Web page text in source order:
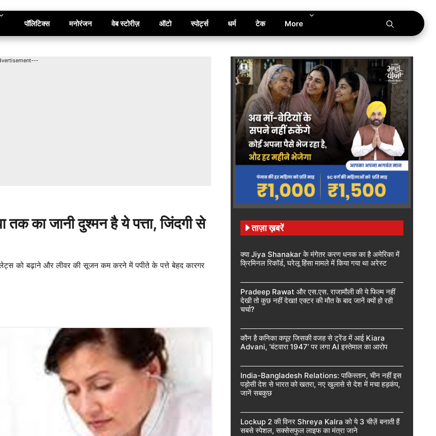
पॉलिटिक्स मनोरंजन वेब स्टोरीज़ ऑटो स्पोर्ट्स धर्म टेक More
का जानी दुश्मन है ये पत्ता, जिंदगी से
को बढ़ाने और लीवर की सूजन कम करने में पपीते के पत्ते बेहद कारगर
ताज़ा ख़बरें
क्या Jiya Shanakar के मंगेतर करण धनक का है अमेरिका में
क्रिमिनल रिकॉर्ड, घरेलू हिंसा मामले में किया गया था अरेस्ट
Pradeep Rawat और एस.एस. राजामौली की ये फिल्म नहीं
देखी तो कुछ नहीं देखा! एक्टर की मौत के बाद जानें क्यों हो रही
चर्चा?
कौन है कनिका कपूर जिसकी वजह से ट्रेंड में आई Kiara
Advani, ‘बंटवारा 1947’ पर लगा AI इस्तेमाल का आरोप
India-Bangladesh Relations: पाकिस्तान, चीन नहीं इस
पड़ोसी देश से भारत को खतरा, नए खुलासे से देश में मचा हड़कंप,
जानें सबकुछ
Lockup 2 की विनर Shreya Kalra को ये 3 चीज़ें बनाती हैं
सबसे स्पेशल, सक्सेसफुल लाइफ का मंत्रा जाने